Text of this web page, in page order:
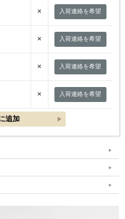
× 入荷連絡を希望
× 入荷連絡を希望
× 入荷連絡を希望
× 入荷連絡を希望